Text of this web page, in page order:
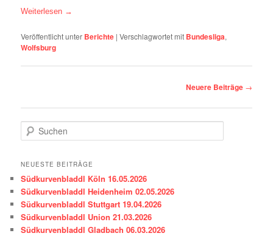
Weiterlesen →
Veröffentlicht unter Berichte |Verschlagwortet mit Bundesliga,
Wolfsburg
Neuere Beiträge →
u
h
n
NEUESTE BEITRÄGE
Südkurvenbladdl Köln 16.05.2026
Südkurvenbladdl Heidenheim 02.05.2026
Südkurvenbladdl Stuttgart 19.04.2026
Südkurvenbladdl Union 21.03.2026
Südkurvenbladdl Gladbach 06.03.2026